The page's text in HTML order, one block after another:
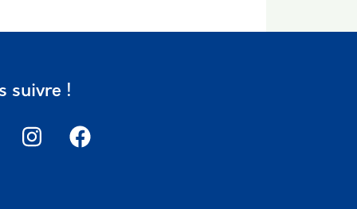
suivre !